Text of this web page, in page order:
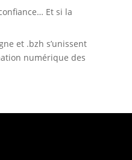
Et si la
et .bzh s’unissent
numérique des